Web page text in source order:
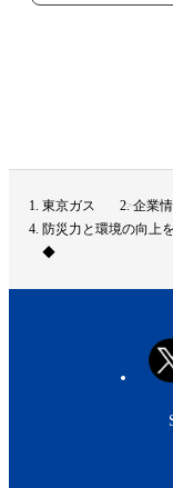
東京ガス 企業
防災力と環境の向上
◆